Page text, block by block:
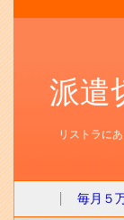
派遣
リストラに
毎月５